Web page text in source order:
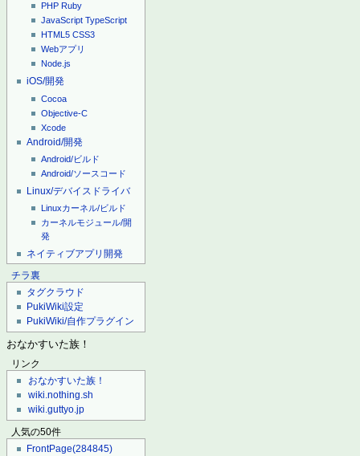
PHP Ruby
JavaScript TypeScript
HTML5 CSS3
Webアプリ
Node.js
iOS/開発
Cocoa
Objective-C
Xcode
Android/開発
Android/ビルド
Android/ソースコード
Linux/デバイスドライバ
Linuxカーネル/ビルド
カーネルモジュール/開
発
ネイティブアプリ開発
チラ裏
タグクラウド
PukiWiki設定
PukiWiki/自作プラグイン
おなかすいた族！
リンク
おなかすいた族！
wiki.nothing.sh
wiki.guttyo.jp
人気の50件
FrontPage(284845)